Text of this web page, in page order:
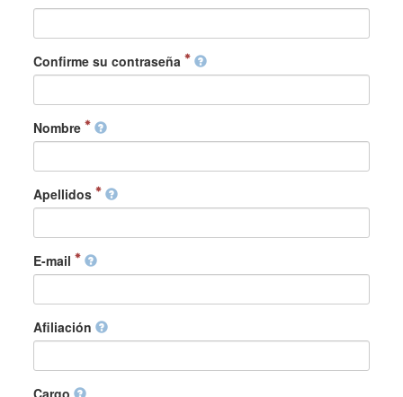
Confirme su contraseña
Nombre
Apellidos
E-mail
Afiliación
Cargo